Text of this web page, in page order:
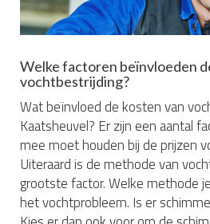
Welke factoren beïnvloeden
vochtbestrijding?
Wat beïnvloed de kosten van
Kaatsheuvel? Er zijn een aantal
mee moet houden bij de prijzen
Uiteraard is de methode van
grootste factor. Welke methode
het vochtprobleem. Is er